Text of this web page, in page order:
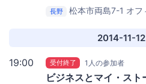
長野 松本市両島7-1 オフ
2014-11-12
19:00 受付終了 1人の参加者
ビジネスとマイ・ス